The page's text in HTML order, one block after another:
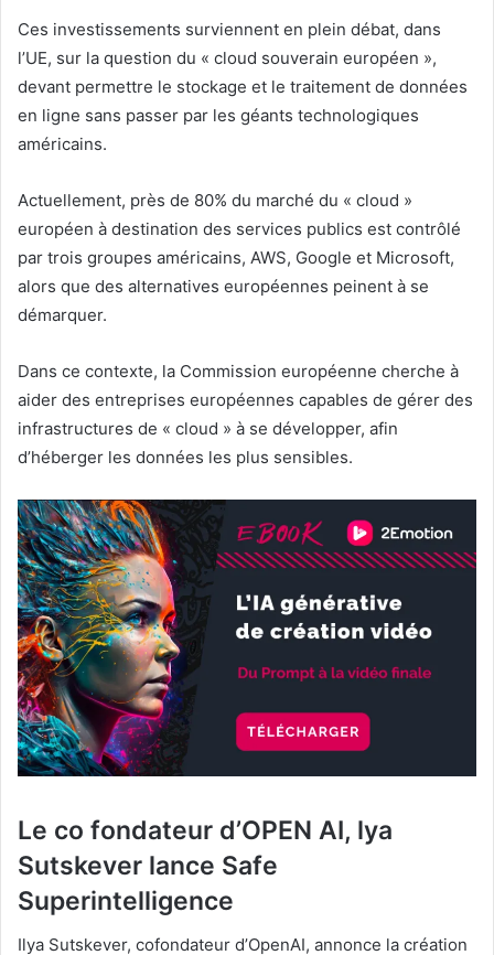
Ces investissements surviennent en plein débat, dans
l’UE, sur la question du « cloud souverain européen »,
devant permettre le stockage et le traitement de données
en ligne sans passer par les géants technologiques
américains.
Actuellement, près de 80% du marché du « cloud »
européen à destination des services publics est contrôlé
par trois groupes américains, AWS, Google et Microsoft,
alors que des alternatives européennes peinent à se
démarquer.
Dans ce contexte, la Commission européenne cherche à
aider des entreprises européennes capables de gérer des
infrastructures de « cloud » à se développer, afin
d’héberger les données les plus sensibles.
Le co fondateur d’OPEN AI, lya
Sutskever lance Safe
Superintelligence
Ilya Sutskever, cofondateur d’OpenAI, annonce la création